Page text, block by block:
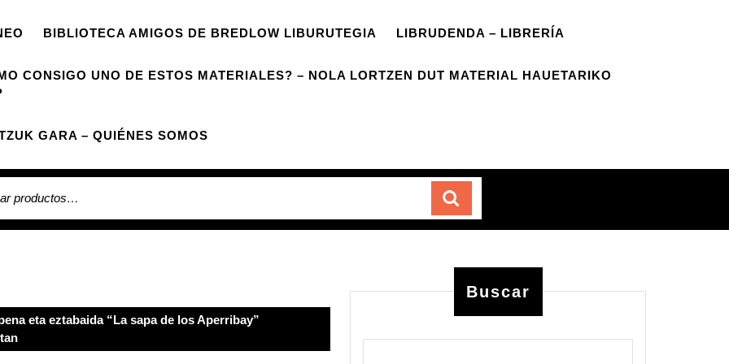
BIBLIOTECA AMIGOS DE BREDLOW LIBURUTEGIA LIBRUDENDA – LIBRERÍA
CONSIGO UNO DE ESTOS MATERIALES? – NOLA LORTZEN DUT MATERIAL HAUETARIKO
GARA – QUIÉNES SOMOS
eta eztabaida “La sapa de los Aperribay”
Buscar